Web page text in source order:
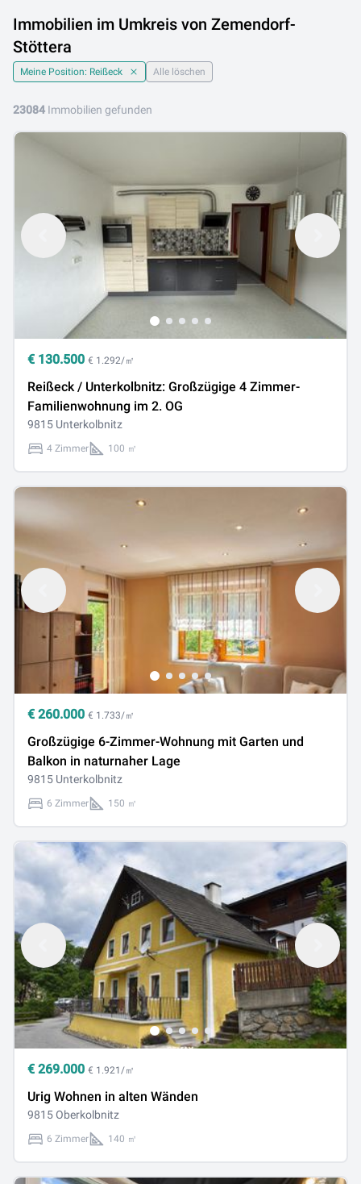
Immobilien im Umkreis von Zemendorf-
Stöttera
Meine Position: Reißeck Alle löschen
23084 Immobilien gefunden
€ 130.500 € 1.292/㎡
Reißeck / Unterkolbnitz: Großzügige 4 Zimmer-
Familienwohnung im 2. OG
9815 Unterkolbnitz
4 Zimmer 100 ㎡
€ 260.000 € 1.733/㎡
Großzügige 6-Zimmer-Wohnung mit Garten und
Balkon in naturnaher Lage
9815 Unterkolbnitz
6 Zimmer 150 ㎡
€ 269.000 € 1.921/㎡
Urig Wohnen in alten Wänden
9815 Oberkolbnitz
6 Zimmer 140 ㎡